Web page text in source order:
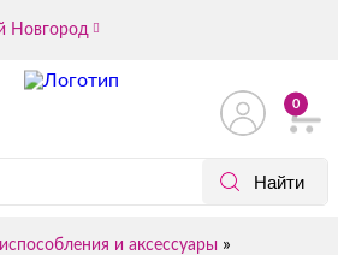
Новгород
0
и аксессуары »